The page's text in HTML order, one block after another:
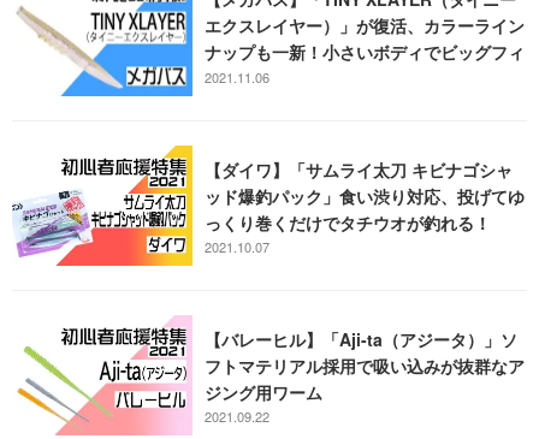
エクスレイヤー）」が復活、カラーライン
ナップも一新！小さいボディでビッグフィ
ッシュにスイッチを入れる
2021.11.06
【ダイワ】「サムライ太刀 キビナゴシャ
ッド爆釣パック」食い渋り対応、投げてゆ
っくり巻くだけでタチウオが釣れる！
2021.10.07
【バレーヒル】「Aji-ta（アジータ）」ソ
フトマテリアル採用で吸い込みが抜群なア
ジング用ワーム
2021.09.22